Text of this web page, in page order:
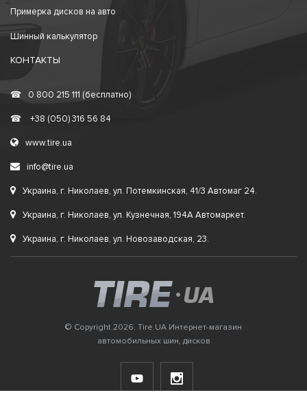
Примерка дисков на авто
Шинный калькулятор
КОНТАКТЫ
☎ 0 800 215 111 (бесплатно)
☎ +38 (050) 316 56 84
www.tire.ua
info@tire.ua
Украина, г. Николаев, ул. Потемкинская, 41/3 Автомаг 24.
Украина, г. Николаев, ул. Кузнечная, 194А Автомаркет.
Украина, г. Николаев, ул. Новозаводская, 23.
© Copyright 2026. Tire.UA Интернет-магазин
автомобильных шин, дисков